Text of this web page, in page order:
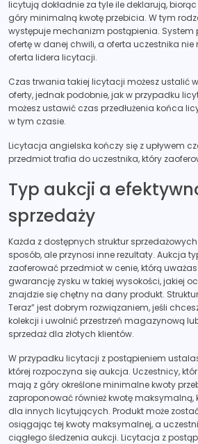
licytują dokładnie za tyle ile deklarują,
góry minimalną kwotę przebicia. W tym
występuje mechanizm postąpienia.
ofertę w danej chwili, a oferta uczestnika nie
oferta lidera licytacji.
Czas trwania takiej licytacji możesz ustalić
oferty, jednak podobnie, jak w przypadku
możesz ustawić czas przedłużenia końca
w tym czasie.
Licytacja angielska kończy się z upływem
przedmiot trafia do uczestnika, który
Typ aukcji a
sprzedaży
Każda z dostępnych struktur
sposób, ale przynosi inne rezultaty. Aukcja
zaoferować przedmiot w cenie, którą
gwarancję zysku w takiej wysokości, jakiej
znajdzie się chętny na dany produkt.
Teraz” jest dobrym rozwiązaniem, jeśli
kolekcji i uwolnić przestrzeń magazynową
sprzedaż dla złotych klientów.
W przypadku licytacji z postąpieniem
której rozpoczyna się aukcja. Uczestnicy,
mają z góry określone minimalne kwoty
zaproponować również kwotę maksymalną,
dla innych licytujących. Produkt może
osiągając tej kwoty maksymalnej, a
ciągłego śledzenia aukcji. Licytacja z